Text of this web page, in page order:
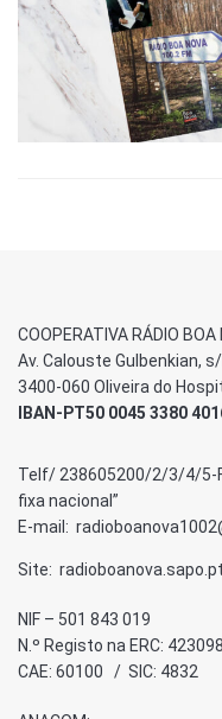
COOPERATIVA RÁDIO BOA
Av. Calouste Gulbenkian,
3400-060 Oliveira do
IBAN-PT50 0045 3380
Telf/ 238605200/2/3/4/5-
fixa nacional”
E-mail:
Site: radioboanova.sapo.pt
NIF – 501 843 019
N.º Registo na ERC: 423098
CAE: 60100 / SIC: 4832